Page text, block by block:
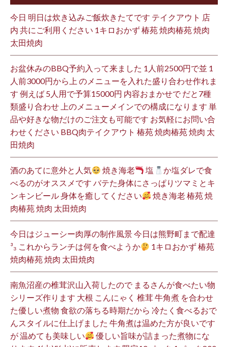
今日 明日は炊き込みご飯炊きたてです テイクアウト 店
内 共にご利用ください 1キロおかず 椿苑 焼肉椿苑 焼肉
太田焼肉
お盆休みのBBQ予約入って来ました 1人前2500円で並 1
人前3000円から上 のメニューを入れた盛り合わせ作れま
す 例えば 5人用で予算15000円 内容おまかせで だと7種
類盛り合わせ 上のメニューメインでの構成になります 単
品や好きな物だけのご注文も可能です お気軽にお問い合
わせください BBQ肉テイクアウト 椿苑 焼肉椿苑 焼肉 太
田焼肉
酒のあてに意外と人気 焼き海老 塩
か塩ダレで食
べるのがオススメです バテた身体にさっぱりツマミとキ
ンキンビール 身体を癒してください
焼き海老 椿苑 焼
肉椿苑 焼肉 太田焼肉
今日はジューシー肉厚の制作風景 今日は熊野町まで配達
³₃ これからランチは何を食べようか
1キロおかず 椿苑
焼肉椿苑 焼肉 太田焼肉
南魚沼産の椎茸沢山入荷したので まるさんが食べたい物
シリーズ作ります 大根 こんにゃく 椎茸 牛角煮 を合わせ
た優しい煮物 食欲の落ちる時期だから 冷たく食べるおで
んスタイルに仕上げました 牛角煮は温めた方が良いです
が 温めても美味しい
優しい旨味が詰まった煮物にな